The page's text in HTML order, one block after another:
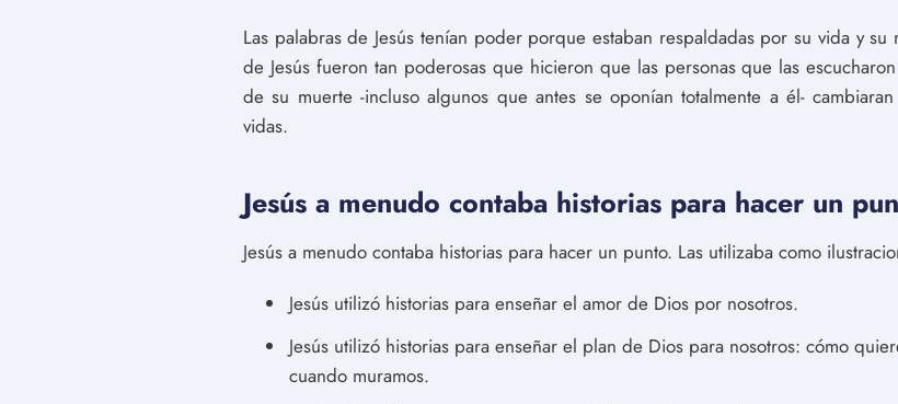
Las palabras de Jesús tenían poder porque estaban respaldadas por su vida y
de Jesús fueron tan poderosas que hicieron que las personas que las
de su muerte -incluso algunos que antes se oponían totalmente a él-
vidas.
Jesús a menudo contaba historias para hacer un
Jesús a menudo contaba historias para hacer un punto. Las utilizaba como
Jesús utilizó historias para enseñar el amor de Dios por nosotros.
Jesús utilizó historias para enseñar el plan de Dios para nosotros: cómo
cuando muramos.